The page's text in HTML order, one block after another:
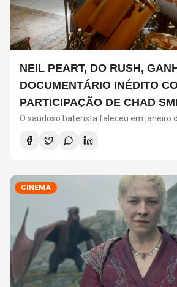
NEIL PEART, DO RUSH,
DOCUMENTÁRIO INÉDITO
PARTICIPAÇÃO DE CHAD
COPELAND E DANNY CAREY
O saudoso baterista faleceu em janeiro
CINEMA